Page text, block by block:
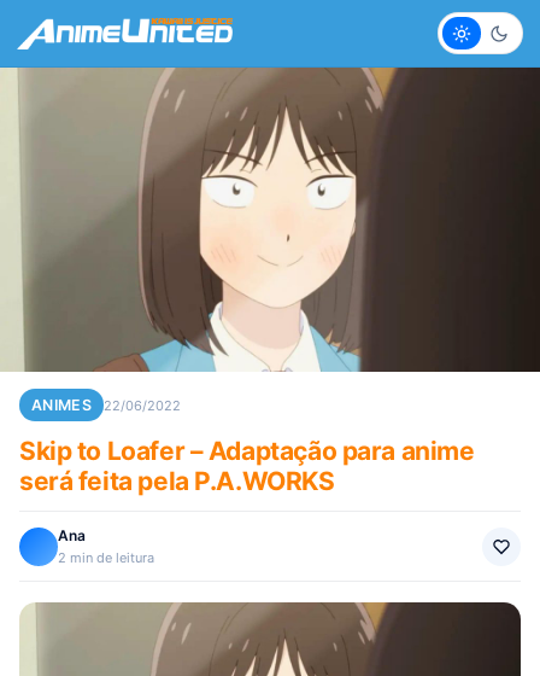
Claro
ANIMES 22/06/2022
Skip to Loafer – Adaptação para anime
será feita pela P.A.WORKS
Ana
2 min de leitura